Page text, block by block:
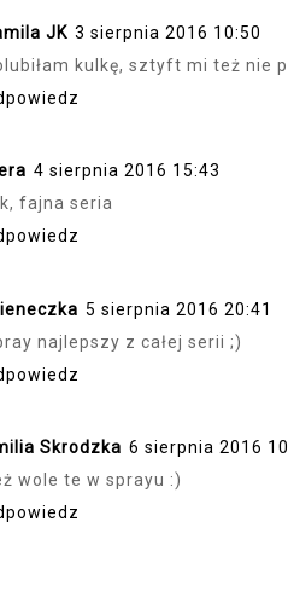
JK 3 sierpnia 2016 10:50
kulkę, sztyft mi też nie
4 sierpnia 2016 15:43
fajna seria
5 sierpnia 2016 20:41
najlepszy z całej serii ;)
Skrodzka 6 sierpnia 2016
wole te w sprayu :)